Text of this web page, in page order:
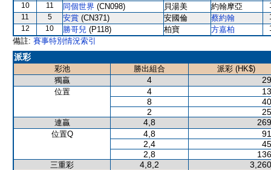
10
11 同個世界 (CN098) 貝湯美 約翰摩亞
11
5 安賞 (CN371) 安國倫 蔡約翰
12
10 勝哥兒 (P118) 柏寶 方嘉柏
備註: 賽事特別情況索引
派彩
彩池 勝出組合
派彩 (HK$)
獨贏
4
位置 4
8
2
連贏 4,8
位置Q 4,8
2,4
2,8
三重彩 4,8,2